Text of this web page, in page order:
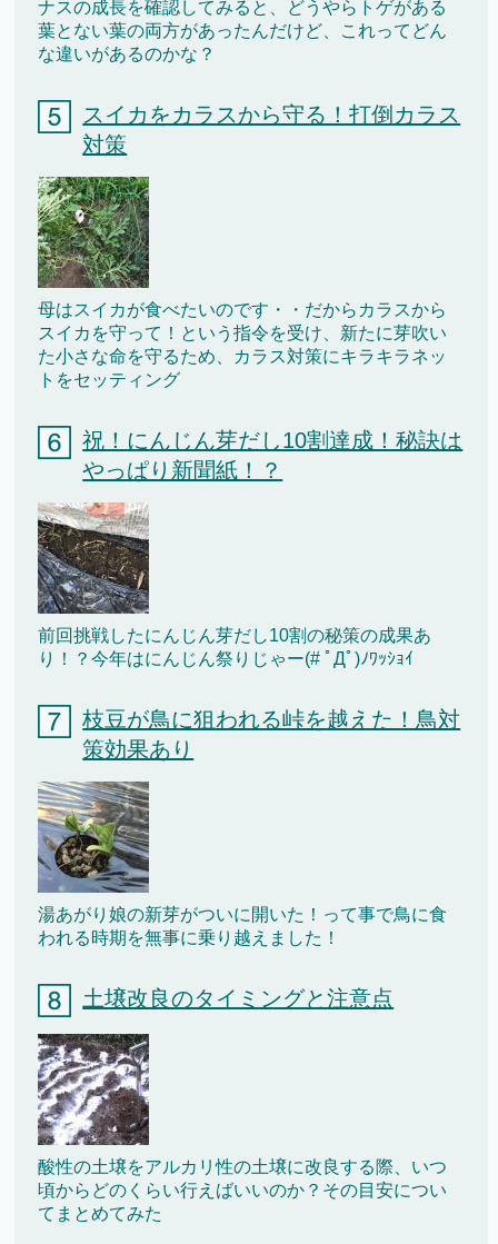
ナスの成長を確認してみると、どうやらトゲがある
葉とない葉の両方があったんだけど、これってどん
な違いがあるのかな？
スイカをカラスから守る！打倒カラス
対策
母はスイカが食べたいのです・・だからカラスから
スイカを守って！という指令を受け、新たに芽吹い
た小さな命を守るため、カラス対策にキラキラネッ
トをセッティング
祝！にんじん芽だし10割達成！秘訣は
やっぱり新聞紙！？
前回挑戦したにんじん芽だし10割の秘策の成果あ
り！？今年はにんじん祭りじゃー(# ﾟДﾟ)ﾉﾜｯｼｮｲ
枝豆が鳥に狙われる峠を越えた！鳥対
策効果あり
湯あがり娘の新芽がついに開いた！って事で鳥に食
われる時期を無事に乗り越えました！
土壌改良のタイミングと注意点
酸性の土壌をアルカリ性の土壌に改良する際、いつ
頃からどのくらい行えばいいのか？その目安につい
てまとめてみた